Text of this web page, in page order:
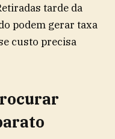
tarde da
podem gerar taxa
custo precisa